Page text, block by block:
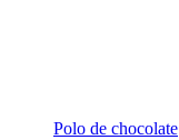
Polo de chocolate